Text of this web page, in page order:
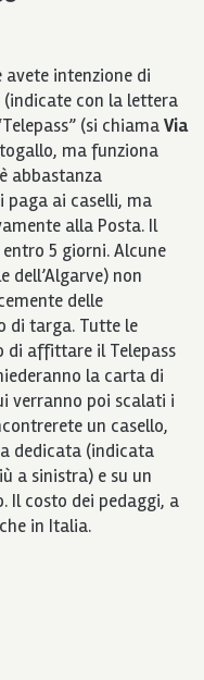
avete intenzione di
con la lettera
(si chiamaVia
ma funziona
abbastanza
paga ai caselli, ma
alla Posta. Il
5 giorni. Alcune
dell’Algarve) non
delle
di targa. Tutte le
di affittare il Telepass
la carta di
verranno poi scalati i
un casello,
dedicata (indicata
a sinistra) e su un
Il costo dei pedaggi, a
in Italia.